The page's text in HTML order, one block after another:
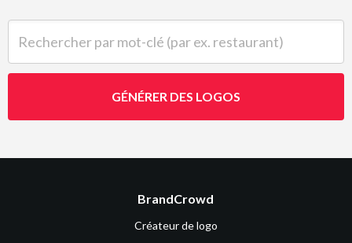
GÉNÉRER DES LOGOS
BrandCrowd
Créateur de logo